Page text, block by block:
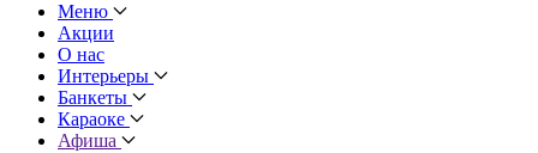
Меню
Акции
О нас
Интерьеры
Банкеты
Караоке
Афиша